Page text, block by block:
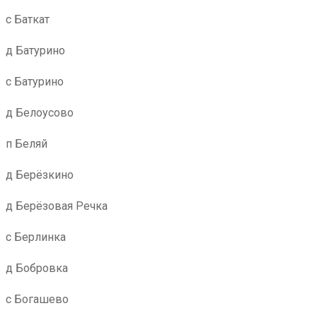
с Баткат
д Батурино
с Батурино
д Белоусово
п Беляй
д Берёзкино
д Берёзовая Речка
с Берлинка
д Бобровка
с Богашево